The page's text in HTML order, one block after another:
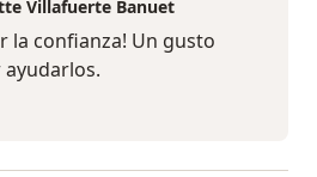
Villafuerte Banuet
la confianza! Un gusto